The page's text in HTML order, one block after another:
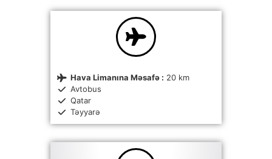
Hava Limanına Məsafə : 20 km
Avtobus
Qatar
Təyyarə